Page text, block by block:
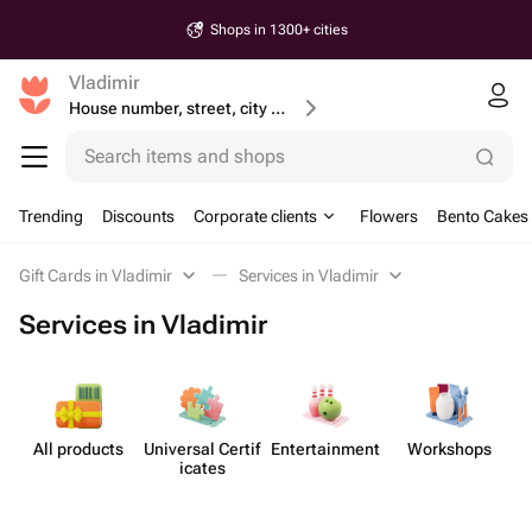
Shops in 1300+ cities
Vladimir
House number, street, city or postcode
Search items and shops
Trending Discounts Corporate clients Flowers Bento Cakes
Gift Cards in Vladimir Services in Vladimir
Services in Vladimir
All products
Universal Certif​
icates
Enterta​inment Workshops